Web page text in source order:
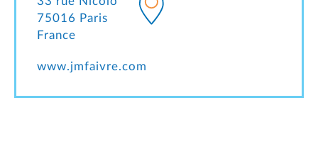
75016 Paris
France
www.jmfaivre.com